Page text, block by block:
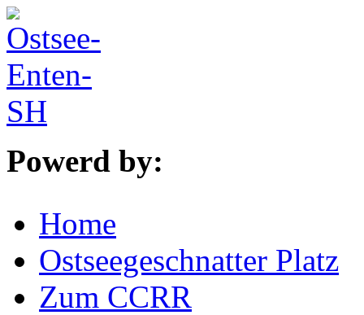
Powerd by:
Home
Ostseegeschnatter Platz
Zum CCRR